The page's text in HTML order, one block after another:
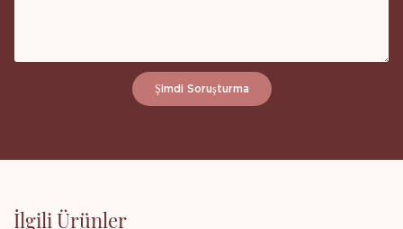
Şimdi Soruşturma
İlgili Ürünler